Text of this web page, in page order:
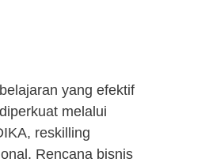
yang efektif
melalui
reskilling
Rencana bisnis